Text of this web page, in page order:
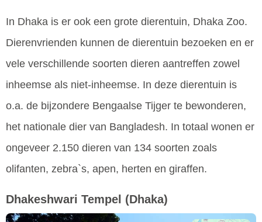
In Dhaka is er ook een grote dierentuin, Dhaka Zoo.
Dierenvrienden kunnen de dierentuin bezoeken en er
vele verschillende soorten dieren aantreffen zowel
inheemse als niet-inheemse. In deze dierentuin is
o.a. de bijzondere Bengaalse Tijger te bewonderen,
het nationale dier van Bangladesh. In totaal wonen er
ongeveer 2.150 dieren van 134 soorten zoals
olifanten, zebra`s, apen, herten en giraffen.
Dhakeshwari Tempel (Dhaka)